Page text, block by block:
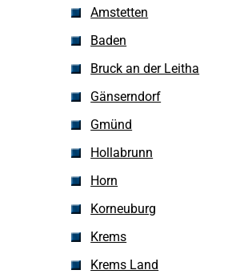
Amstetten
Baden
Bruck an der Leitha
Gänserndorf
Gmünd
Hollabrunn
Horn
Korneuburg
Krems
Krems Land